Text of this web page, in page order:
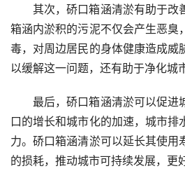
其次，硚口箱涵清淤有助于改
箱涵内淤积的污泥不仅会产生恶臭
毒，对周边居民的身体健康造成威
以缓解这一问题，还有助于净化城
最后，硚口箱涵清淤可以促进
口的增长和城市化的加速，城市排
力。硚口箱涵清淤可以延长其使用
的损耗，推动城市可持续发展，更